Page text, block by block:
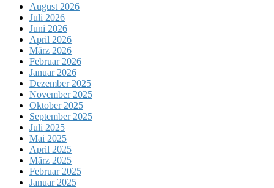
August 2026
Juli 2026
Juni 2026
April 2026
März 2026
Februar 2026
Januar 2026
Dezember 2025
November 2025
Oktober 2025
September 2025
Juli 2025
Mai 2025
April 2025
März 2025
Februar 2025
Januar 2025